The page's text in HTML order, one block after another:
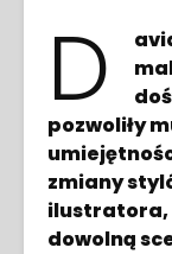
D
pozwoliły
zmiany
ilustratora,
dowolną